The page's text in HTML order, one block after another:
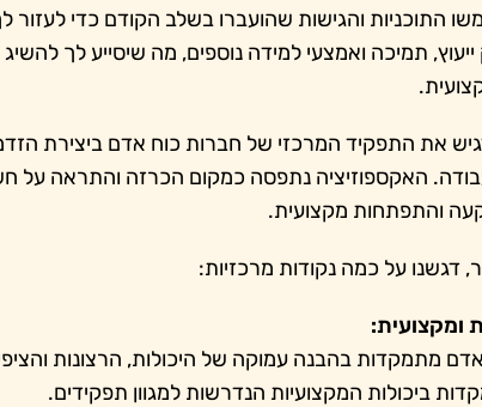
התוכניות והגישות שהועברו בשלב הקודם כדי
תמיכה ואמצעי למידה נוספים, מה שיסייע לך
את התפקיד המרכזי של חברות כוח אדם ביצירת
האקספוזיציה נתפסה כמקום הכרזה והתראה על
והתפתחות מקצועית.
על כמה נקודות מרכזיות:
ומקצועית:
מתמקדות בהבנה עמוקה של היכולות, הרצונות
ביכולות המקצועיות הנדרשות למגוון תפקידים.